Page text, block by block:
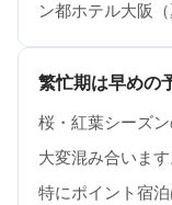
ン都ホテル大阪
繁忙期は早めの
桜・紅葉シーズ
大変混み合います
特にポイント宿